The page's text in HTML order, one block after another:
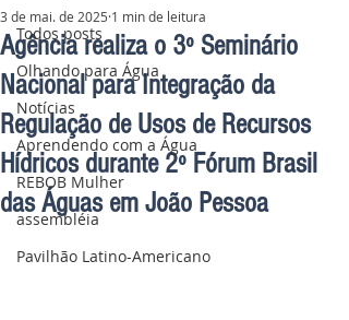
Todos posts
Olhando para Água
Notícias
Aprendendo com a Água
REBOB Mulher
assembléia
Pavilhão Latino-Americano
Agência realiza o 3º Seminário
Nacional para Integração da
Regulação de Usos de Recursos
Hídricos durante 2º Fórum Brasil
das Águas em João Pessoa
3 de mai. de 2025 1 min de leitura